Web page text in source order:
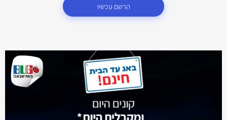
הרשם עכשיו